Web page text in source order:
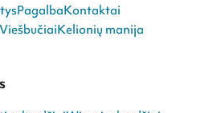
PagalbaKontaktai
ViešbučiaiKelionių manija